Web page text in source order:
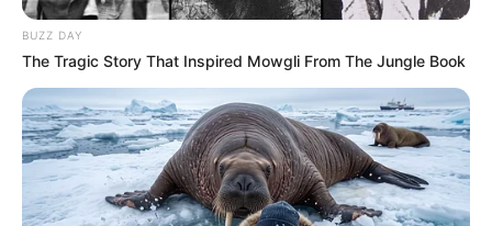
BUZZ DAY
The Tragic Story That Inspired Mowgli From The Jungle Book